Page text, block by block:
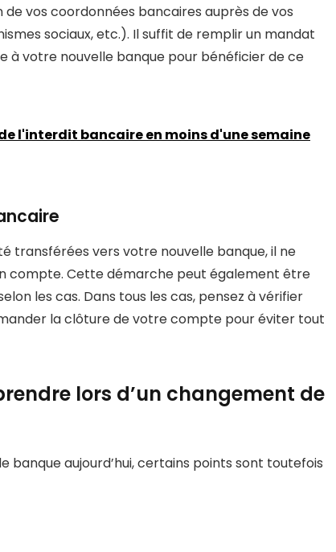
vos coordonnées bancaires auprès de vos
sociaux, etc.). Il suffit de remplir un mandat
votre nouvelle banque pour bénéficier de ce
l'interdit bancaire en moins d'une semaine
transférées vers votre nouvelle banque, il ne
compte. Cette démarche peut également être
les cas. Dans tous les cas, pensez à vérifier
la clôture de votre compte pour éviter tout
lors d’un changement de
banque aujourd’hui, certains points sont toutefois